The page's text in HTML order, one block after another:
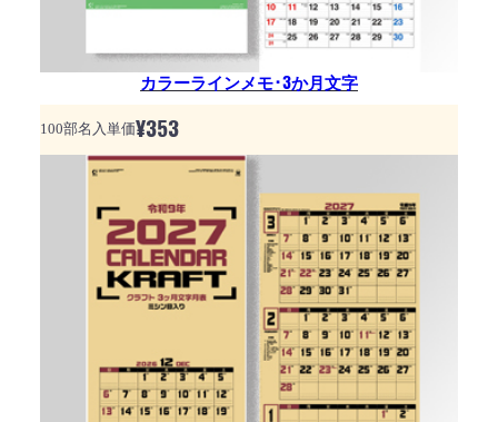
カラーラインメモ･3か月文字
100部名入単価¥353